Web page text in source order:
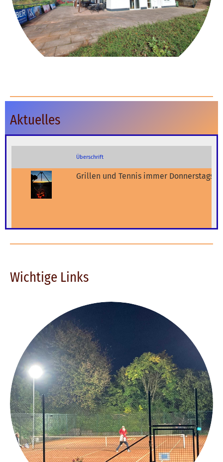
Aktuelles
Überschrift
Grillen und Tennis immer Donnerstags.
Wichtige Links